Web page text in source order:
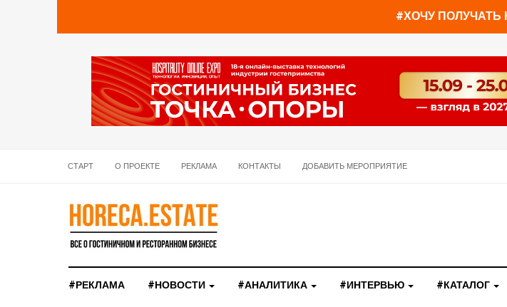
#ХОЧУ
СТАРТ О ПРОЕКТЕ РЕКЛАМА КОНТАКТЫ ДОБАВИТЬ МЕРОПРИЯТИЕ
#РЕКЛАМА #НОВОСТИ #АНАЛИТИКА #ИНТЕРВЬЮ #КАТАЛОГ